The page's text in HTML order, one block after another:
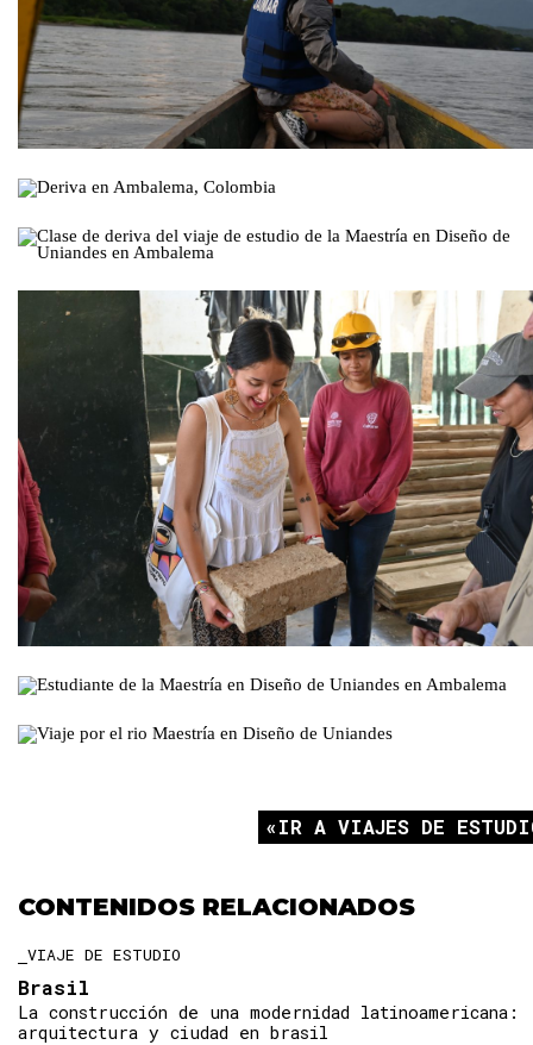
IR A VIAJES DE
CONTENIDOS RELACIONADOS
VIAJE DE ESTUDIO
Brasil
La construcción de una modernidad latinoamericana:
arquitectura y ciudad en brasil